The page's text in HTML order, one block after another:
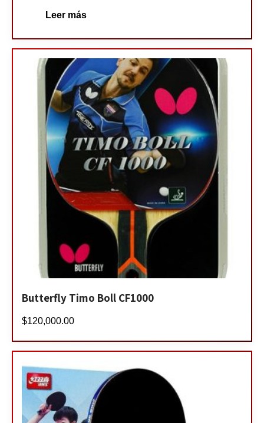
Leer más
Butterfly Timo Boll CF1000
$120,000.00